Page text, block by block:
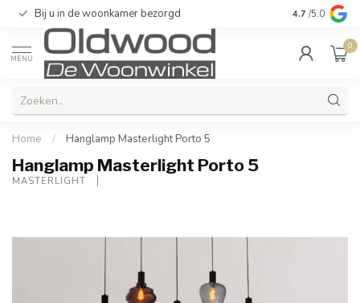
Bij u in de woonkamer bezorgd Kwaliteit &
4.7 /5.0
MENU
0
Home / Hanglamp Masterlight Porto 5
Hanglamp Masterlight Porto 5
MASTERLIGHT